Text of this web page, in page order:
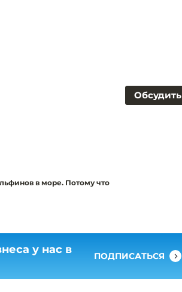
Обсудить
в море. Потому что
у нас в
ПОДПИСАТЬСЯ